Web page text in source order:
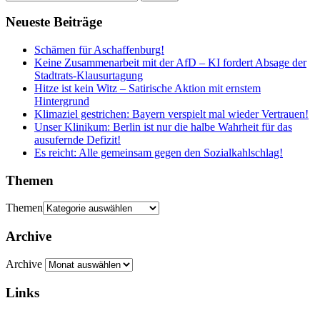
Neueste Beiträge
Schämen für Aschaffenburg!
Keine Zusammenarbeit mit der AfD – KI fordert Absage der
Stadtrats-Klausurtagung
Hitze ist kein Witz – Satirische Aktion mit ernstem
Hintergrund
Klimaziel gestrichen: Bayern verspielt mal wieder Vertrauen!
Unser Klinikum: Berlin ist nur die halbe Wahrheit für das
ausufernde Defizit!
Es reicht: Alle gemeinsam gegen den Sozialkahlschlag!
Themen
Themen
Archive
Archive
Links